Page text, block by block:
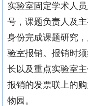
实验室固定学术人
号，课题负责人及
身份完成课题研究
验室报销。报销时
长以及重点实验室
报销的发票联上的
物园。